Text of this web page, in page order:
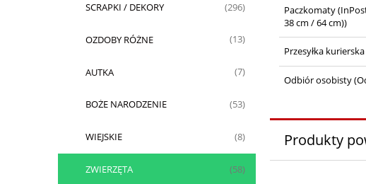
SCRAPKI / DEKORY (296)
OZDOBY RÓŻNE (13)
AUTKA (7)
BOŻE NARODZENIE (53)
WIEJSKIE (8)
ZWIERZĘTA (58)
Paczkomaty
38 cm / 64 cm))
Przesyłka kurierska
Odbiór osobisty
Produkty